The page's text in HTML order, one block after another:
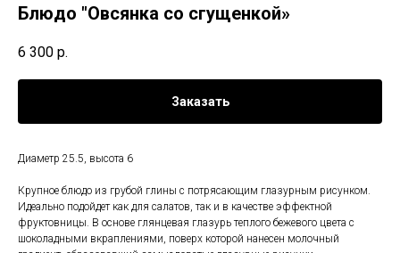
Блюдо "Овсянка со сгущенкой»
6 300 р.
Заказать
Диаметр 25.5, высота 6
Крупное блюдо из грубой глины с потрясающим глазурным рисунком.
Идеально подойдет как для салатов, так и в качестве эффектной
фруктовницы. В основе глянцевая глазурь теплого бежевого цвета с
шоколадными вкраплениями, поверх которой нанесен молочный